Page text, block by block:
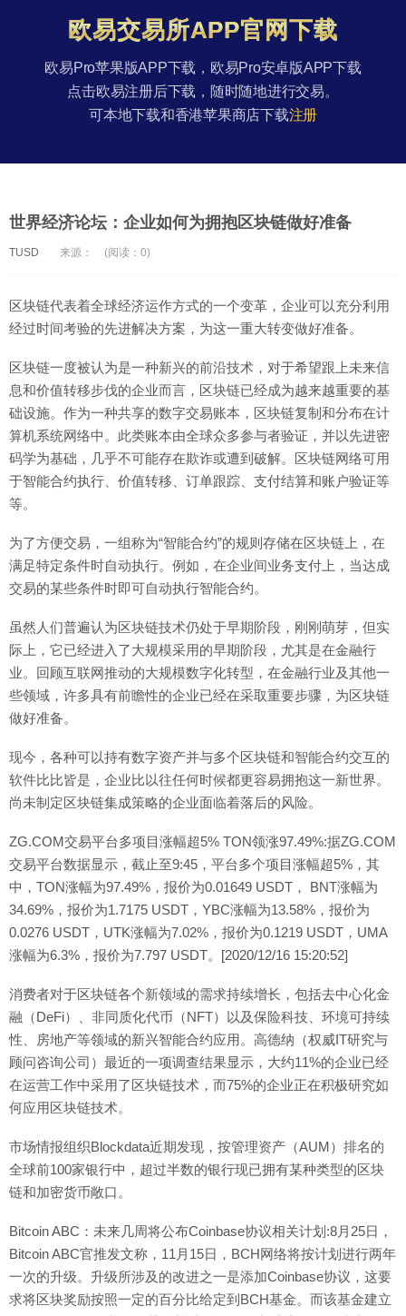
欧易交易所APP官网下载
欧易Pro苹果版APP下载，欧易Pro安卓版APP下载
点击欧易注册后下载，随时随地进行交易。
可本地下载和香港苹果商店下载注册
世界经济论坛：企业如何为拥抱区块链做好准备
TUSD 来源： (阅读：0)
区块链代表着全球经济运作方式的一个变革，企业可以充分利用
经过时间考验的先进解决方案，为这一重大转变做好准备。
区块链一度被认为是一种新兴的前沿技术，对于希望跟上未来信
息和价值转移步伐的企业而言，区块链已经成为越来越重要的基
础设施。作为一种共享的数字交易账本，区块链复制和分布在计
算机系统网络中。此类账本由全球众多参与者验证，并以先进密
码学为基础，几乎不可能存在欺诈或遭到破解。区块链网络可用
于智能合约执行、价值转移、订单跟踪、支付结算和账户验证等
等。
为了方便交易，一组称为“智能合约”的规则存储在区块链上，在
满足特定条件时自动执行。例如，在企业间业务支付上，当达成
交易的某些条件时即可自动执行智能合约。
虽然人们普遍认为区块链技术仍处于早期阶段，刚刚萌芽，但实
际上，它已经进入了大规模采用的早期阶段，尤其是在金融行
业。回顾互联网推动的大规模数字化转型，在金融行业及其他一
些领域，许多具有前瞻性的企业已经在采取重要步骤，为区块链
做好准备。
现今，各种可以持有数字资产并与多个区块链和智能合约交互的
软件比比皆是，企业比以往任何时候都更容易拥抱这一新世界。
尚未制定区块链集成策略的企业面临着落后的风险。
ZG.COM交易平台多项目涨幅超5% TON领涨97.49%:据ZG.COM
交易平台数据显示，截止至9:45，平台多个项目涨幅超5%，其
中，TON涨幅为97.49%，报价为0.01649 USDT， BNT涨幅为
34.69%，报价为1.7175 USDT，YBC涨幅为13.58%，报价为
0.0276 USDT，UTK涨幅为7.02%，报价为0.1219 USDT，UMA
涨幅为6.3%，报价为7.797 USDT。[2020/12/16 15:20:52]
消费者对于区块链各个新领域的需求持续增长，包括去中心化金
融（DeFi）、非同质化代币（NFT）以及保险科技、环境可持续
性、房地产等领域的新兴智能合约应用。高德纳（权威IT研究与
顾问咨询公司）最近的一项调查结果显示，大约11%的企业已经
在运营工作中采用了区块链技术，而75%的企业正在积极研究如
何应用区块链技术。
市场情报组织Blockdata近期发现，按管理资产（AUM）排名的
全球前100家银行中，超过半数的银行现已拥有某种类型的区块
链和加密货币敞口。
Bitcoin ABC：未来几周将公布Coinbase协议相关计划:8月25日，
Bitcoin ABC官推发文称，11月15日，BCH网络将按计划进行两年
一次的升级。升级所涉及的改进之一是添加Coinbase协议，这要
求将区块奖励按照一定的百分比给定到BCH基金。而该基金建立